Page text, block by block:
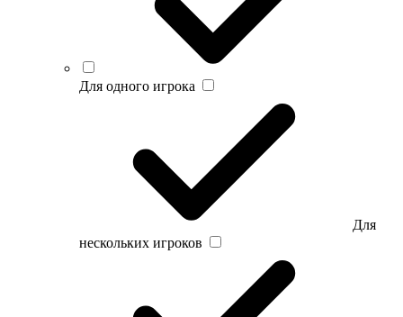
Для одного игрока
Для
нескольких игроков